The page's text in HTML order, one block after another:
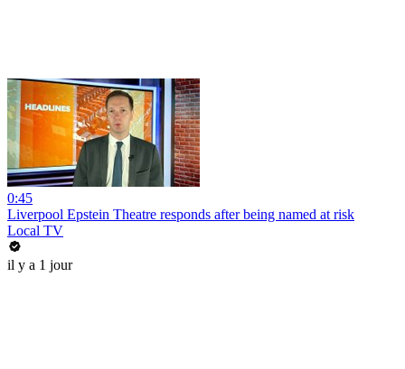
0:45
Liverpool Epstein Theatre responds after being named at risk
Local TV
il y a 1 jour